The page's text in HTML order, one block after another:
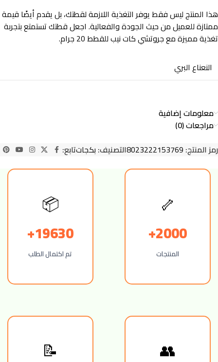
هذا المنتج ليس فقط يوفر التغذية اللازمة لقطتك، بل يقدم أيضًا قيمة
ممتازة للعميل من حيث الجودة والفعالية. اجعل قطتك تستمتع بتجربة
تغذية مميزة مع جروتشي كات نيب للقطط 20 جرام.
النعناع البري
معلومات إضافية
مراجعات (0)
رمز المنتج: 8023222153769التصنيف: بكجاتتابع:
🦴
2000+
المنتجات
📦
19630+
تم اكتمال الطلب
👥
📝